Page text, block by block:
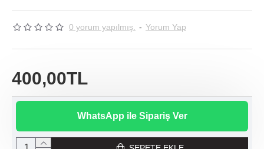
0 yorum yapılmış. - Yorum Yap
400,00TL
WhatsApp ile Sipariş Ver